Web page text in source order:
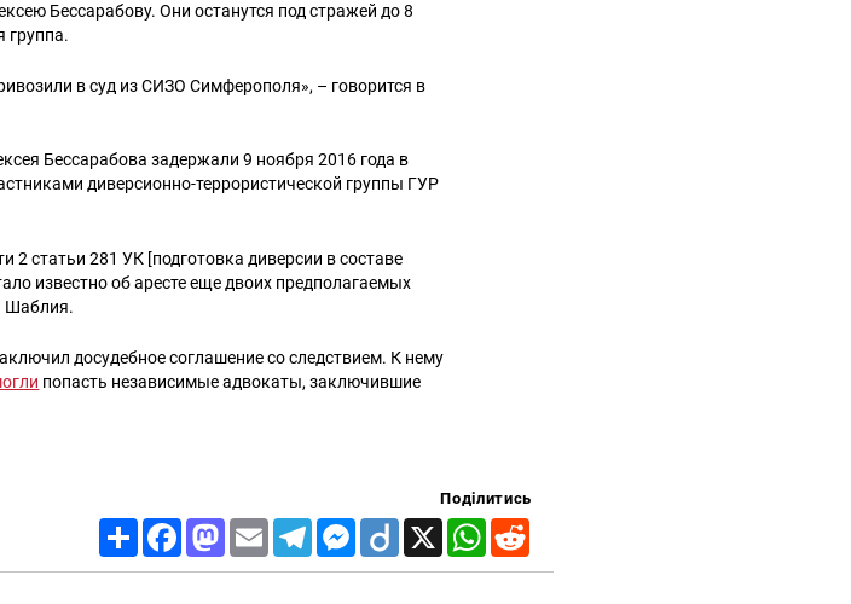
Бессарабову. Они останутся под стражей до 8
группа.
в суд из СИЗО Симферополя», – говорится в
Бессарабова задержали 9 ноября 2016 года в
диверсионно-террористической группы ГУР
2 статьи 281 УК [подготовка диверсии в составе
известно об аресте еще двоих предполагаемых
Шаблия.
досудебное соглашение со следствием. К нему
попасть независимые адвокаты, заключившие
Поділитись
Share FacebookMastodon
Email TelegramMessenger
Diigo X WhatsApp